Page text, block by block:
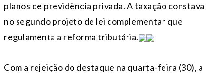
planos de previdência privada. A taxação constava
no segundo projeto de lei complementar que
regulamenta a reforma tributária.
Com a rejeição do destaque na quarta-feira (30), a